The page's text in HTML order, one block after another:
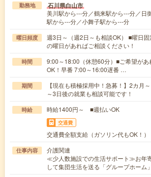
勤務地 石川県白山市
美川駅から---分／鶴来駅から---分／日
駅から---分／小舞子駅から---分
曜日頻度
週3日～（週2日～も相談OK） ■曜日
の曜日があればご相談ください！
時間
9:00～18:00（休憩60分）■ご希望があ
OK！早番 7:00～16:00遅番 …
期間
【現在も積極採用中！急募！】2カ月
～3日後の就業も相談可能です！
時給 時給1400円～ ■週払いOK
交通費
交通費全額支給（ガソリン代もOK！）
仕事内容
介護関連
≪少人数施設での生活サポート≫お年
して集団生活を送る「グループホー